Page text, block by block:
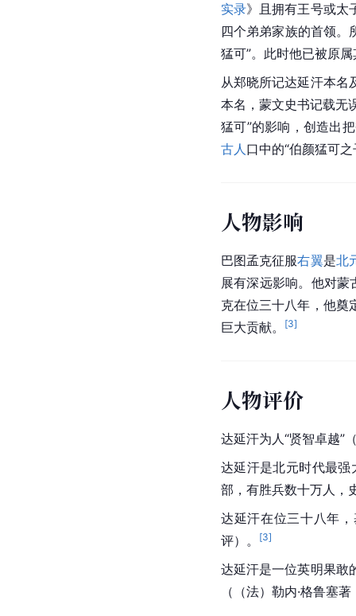
实录》且拥有王号或太
四个弟弟家族的首领。
猛可”。此时他已被原
从郑晓所记达延汗本名
本名，蒙文史书记载无
猛可”的影响，创造出
古人口中的“伯颜猛可
人物影响
巴图孟克征服右翼是北
展有深远影响。他对蒙
克在位三十八年，他奠
巨大贡献。
[3]
人物评价
达延汗为人“贤智卓越”
达延汗是北元时代最强
部，有胜兵数十万人，
达延汗在位三十八年
评）。
[3]
达延汗是一位英明果敢
（（法）勒内·格鲁塞